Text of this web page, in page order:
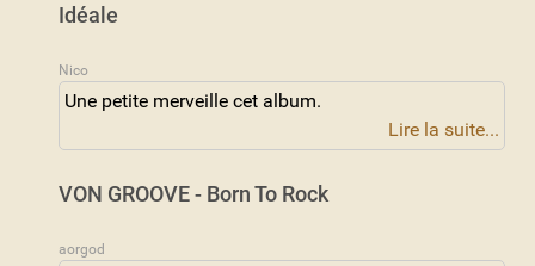
Idéale
Nico
Une petite merveille cet album.
Lire la suite...
VON GROOVE - Born To Rock
aorgod